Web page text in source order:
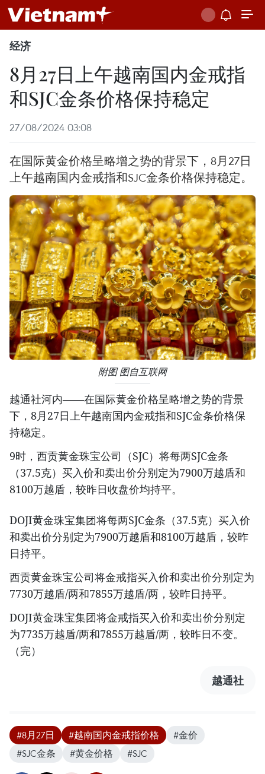
经济
8月27日上午越南国内金戒指
和SJC金条价格保持稳定
27/08/2024 03:08
在国际黄金价格呈略增之势的背景下，8月27日
上午越南国内金戒指和SJC金条价格保持稳定。
附图 图自互联网
越通社河内——在国际黄金价格呈略增之势的背景
下，8月27日上午越南国内金戒指和SJC金条价格保
持稳定。
9时，西贡黄金珠宝公司（SJC）将每两SJC金条
（37.5克）买入价和卖出价分别定为7900万越盾和
8100万越盾，较昨日收盘价均持平。
DOJI黄金珠宝集团将每两SJC金条（37.5克）买入价
和卖出价分别定为7900万越盾和8100万越盾，较昨
日持平。
西贡黄金珠宝公司将金戒指买入价和卖出价分别定为
7730万越盾/两和7855万越盾/两，较昨日持平。
DOJI黄金珠宝集团将金戒指买入价和卖出价分别定
为7735万越盾/两和7855万越盾/两，较昨日不变。
（完）
越通社
#8月27日 #越南国内金戒指价格
#金价
#SJC金条
#黄金价格 #SJC